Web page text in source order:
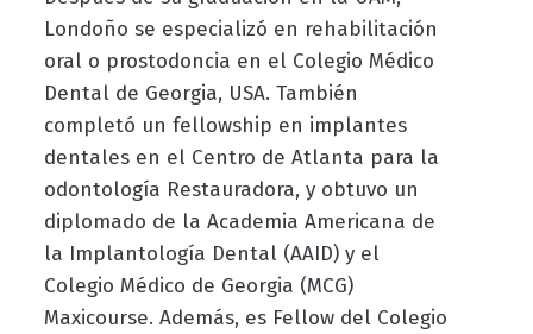
Londoño se especializó en rehabilitación
oral o prostodoncia en el Colegio Médico
Dental de Georgia, USA. También
completó un fellowship en implantes
dentales en el Centro de Atlanta para la
odontología Restauradora, y obtuvo un
diplomado de la Academia Americana de
la Implantología Dental (AAID) y el
Colegio Médico de Georgia (MCG)
Maxicourse. Además, es Fellow del Colegio